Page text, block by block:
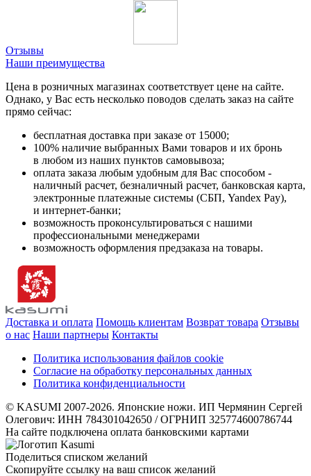
Отзывы
Наши преимущества
Цена в розничных магазинах соответствует цене на сайте.
Однако, у Вас есть несколько поводов сделать заказ на сайте
прямо сейчас:
бесплатная доставка при заказе от 15000;
100% наличие выбранных Вами товаров и их бронь
в любом из наших пунктов самовывоза;
оплата заказа любым удобным для Вас способом -
наличный расчет, безналичный расчет, банковская карта,
электронные платежные системы (СБП, Yandex Pay),
и интернет-банки;
возможность проконсультироваться с нашими
профессиональными менеджерами
возможность оформления предзаказа на товары.
Доставка и оплата Помощь клиентам Возврат товара Отзывы
о нас Наши партнеры Контакты
Политика использования файлов cookie
Согласие на обработку персональных данных
Политика конфиденциальности
© KASUMI 2007-2026. Японские ножи. ИП Чермянин Сергей
Олегович: ИНН 784301042650 / ОГРНИП 325774600786744
На сайте подключена оплата банковскими картами
Поделиться списком желаний
Скопируйте ссылку на ваш список желаний